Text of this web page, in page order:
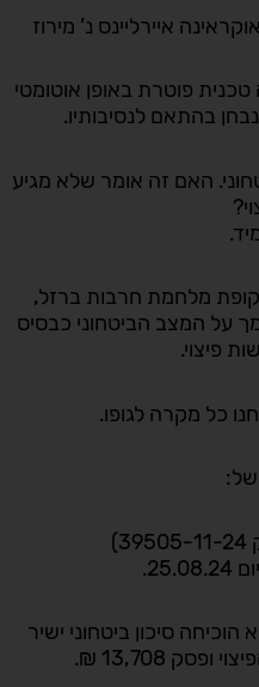
פוטרת באופן אוטומטי
בהתאם לנסיבותיו.
האם זה אומר שלא מגיע
מלחמת חרבות ברזל,
על המצב הביטחוני כבסיס
פיצוי.
כל מקרה לגופו.
סיכון ביטחוני ישיר
13,708 ₪.